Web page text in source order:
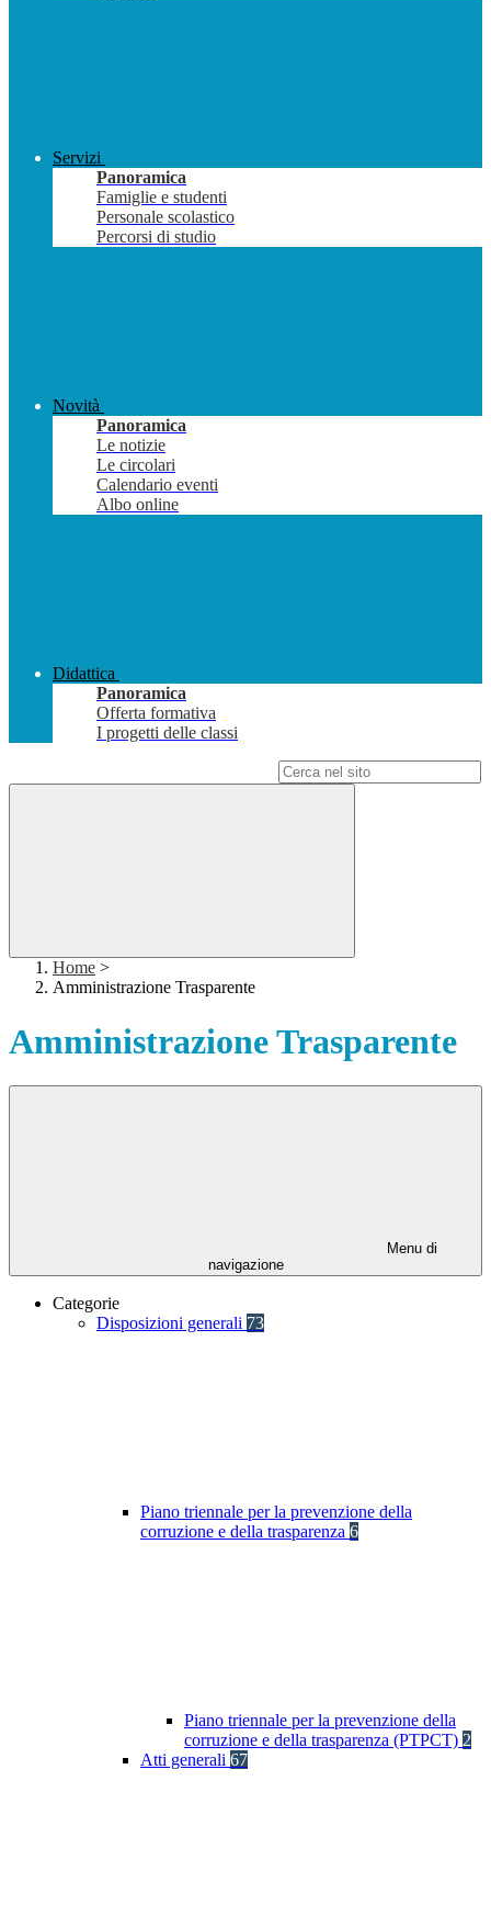
Servizi
Panoramica
Famiglie e studenti
Personale scolastico
Percorsi di studio
Novità
Panoramica
Le notizie
Le circolari
Calendario eventi
Albo online
Didattica
Panoramica
Offerta formativa
I progetti delle classi
Home >
Amministrazione Trasparente
Amministrazione Trasparente
Menu di
navigazione
Categorie
Disposizioni generali 73
Piano triennale per la prevenzione della
corruzione e della trasparenza 6
Piano triennale per la prevenzione della
corruzione e della trasparenza (PTPCT) 2
Atti generali 67